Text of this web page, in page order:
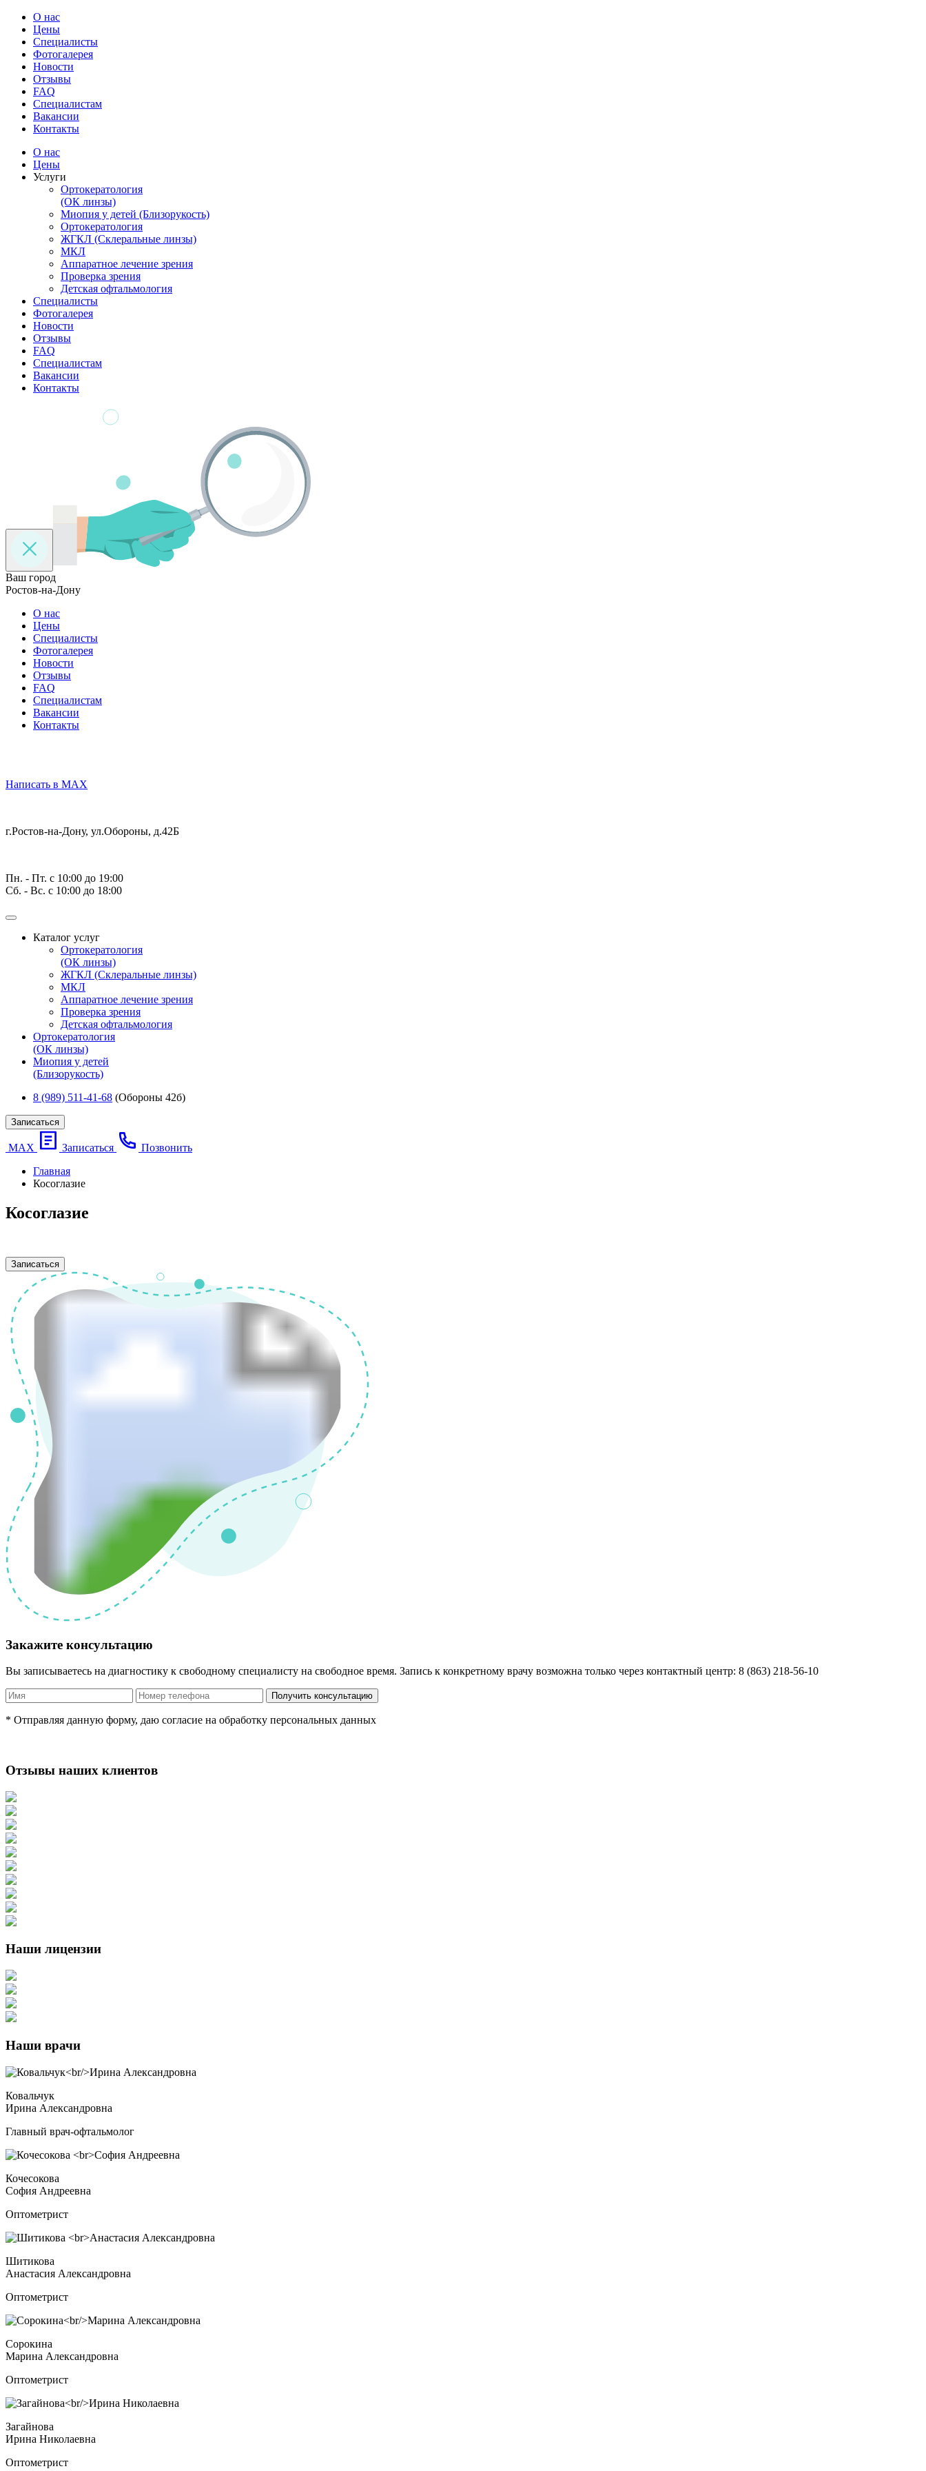
О нас
Цены
Специалисты
Фотогалерея
Новости
Отзывы
FAQ
Специалистам
Вакансии
Контакты
О нас
Цены
Услуги
Ортокератология
(ОК линзы)
Миопия у детей (Близорукость)
Ортокератология
ЖГКЛ (Склеральные линзы)
МКЛ
Аппаратное лечение зрения
Проверка зрения
Детская офтальмология
Специалисты
Фотогалерея
Новости
Отзывы
FAQ
Специалистам
Вакансии
Контакты
Ваш город
Ростов-на-Дону
О нас
Цены
Специалисты
Фотогалерея
Новости
Отзывы
FAQ
Специалистам
Вакансии
Контакты
Написать в MAX
г.Ростов-на-Дону, ул.Обороны, д.42Б
Пн. - Пт. с 10:00 до 19:00
Cб. - Вс. с 10:00 до 18:00
Каталог услуг
Ортокератология
(ОК линзы)
ЖГКЛ (Склеральные линзы)
МКЛ
Аппаратное лечение зрения
Проверка зрения
Детская офтальмология
Ортокератология
(ОК линзы)
Миопия у детей
(Близорукость)
8 (989) 511-41-68 (Обороны 42б)
Записаться
МАХ Записаться
Позвонить
Главная
Косоглазие
Косоглазие
Записаться
Закажите консультацию
Вы записываетесь на диагностику к свободному специалисту на свободное время. Запись к конкретному врачу возможна только через контактный центр: 8 (863) 218-56-10
* Отправляя данную форму, даю согласие на обработку персональных данных
Отзывы наших клиентов
Наши лицензии
Наши врачи
Ковальчук
Ирина Александровна
Главный врач-офтальмолог
Кочесокова
София Андреевна
Оптометрист
Шитикова
Анастасия Александровна
Оптометрист
Сорокина
Марина Александровна
Оптометрист
Загайнова
Ирина Николаевна
Оптометрист